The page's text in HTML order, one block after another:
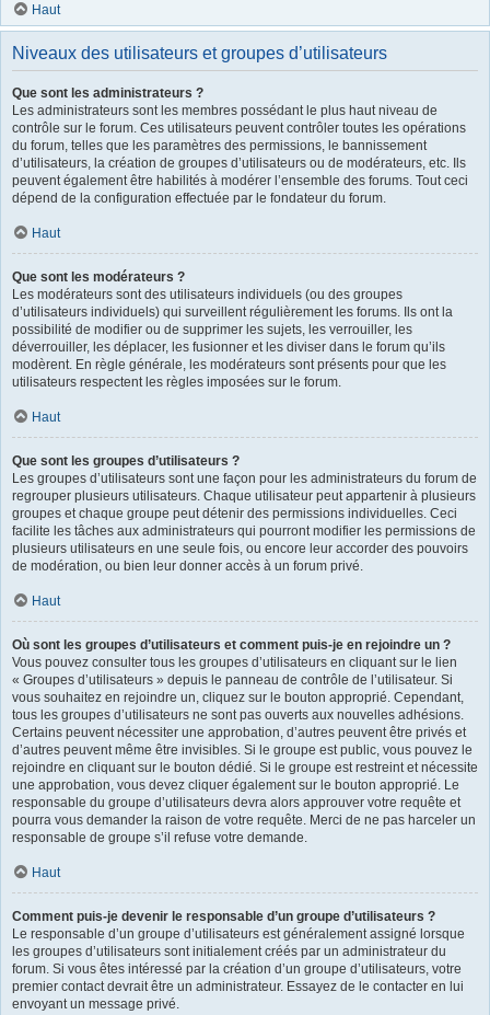
Haut
Niveaux des utilisateurs et groupes d’utilisateurs
Que sont les administrateurs ?
Les administrateurs sont les membres possédant le plus haut niveau de
contrôle sur le forum. Ces utilisateurs peuvent contrôler toutes les opérations
du forum, telles que les paramètres des permissions, le bannissement
d’utilisateurs, la création de groupes d’utilisateurs ou de modérateurs, etc. Ils
peuvent également être habilités à modérer l’ensemble des forums. Tout ceci
dépend de la configuration effectuée par le fondateur du forum.
Haut
Que sont les modérateurs ?
Les modérateurs sont des utilisateurs individuels (ou des groupes
d’utilisateurs individuels) qui surveillent régulièrement les forums. Ils ont la
possibilité de modifier ou de supprimer les sujets, les verrouiller, les
déverrouiller, les déplacer, les fusionner et les diviser dans le forum qu’ils
modèrent. En règle générale, les modérateurs sont présents pour que les
utilisateurs respectent les règles imposées sur le forum.
Haut
Que sont les groupes d’utilisateurs ?
Les groupes d’utilisateurs sont une façon pour les administrateurs du forum de
regrouper plusieurs utilisateurs. Chaque utilisateur peut appartenir à plusieurs
groupes et chaque groupe peut détenir des permissions individuelles. Ceci
facilite les tâches aux administrateurs qui pourront modifier les permissions de
plusieurs utilisateurs en une seule fois, ou encore leur accorder des pouvoirs
de modération, ou bien leur donner accès à un forum privé.
Haut
Où sont les groupes d’utilisateurs et comment puis-je en rejoindre un ?
Vous pouvez consulter tous les groupes d’utilisateurs en cliquant sur le lien
« Groupes d’utilisateurs » depuis le panneau de contrôle de l’utilisateur. Si
vous souhaitez en rejoindre un, cliquez sur le bouton approprié. Cependant,
tous les groupes d’utilisateurs ne sont pas ouverts aux nouvelles adhésions.
Certains peuvent nécessiter une approbation, d’autres peuvent être privés et
d’autres peuvent même être invisibles. Si le groupe est public, vous pouvez le
rejoindre en cliquant sur le bouton dédié. Si le groupe est restreint et nécessite
une approbation, vous devez cliquer également sur le bouton approprié. Le
responsable du groupe d’utilisateurs devra alors approuver votre requête et
pourra vous demander la raison de votre requête. Merci de ne pas harceler un
responsable de groupe s’il refuse votre demande.
Haut
Comment puis-je devenir le responsable d’un groupe d’utilisateurs ?
Le responsable d’un groupe d’utilisateurs est généralement assigné lorsque
les groupes d’utilisateurs sont initialement créés par un administrateur du
forum. Si vous êtes intéressé par la création d’un groupe d’utilisateurs, votre
premier contact devrait être un administrateur. Essayez de le contacter en lui
envoyant un message privé.